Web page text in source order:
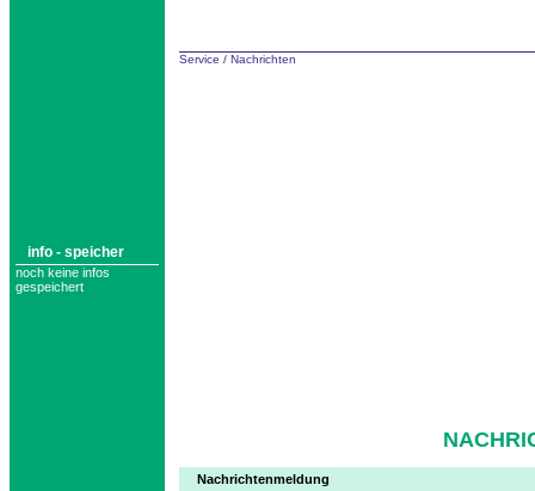
info - speicher
noch keine infos
gespeichert
Service / Nachrichten
Nachrichtenmeldung